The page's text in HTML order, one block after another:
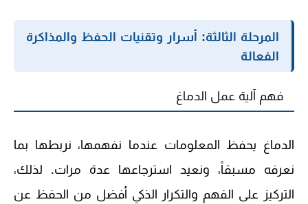
المرحلة الثالثة: أسرار وتقنيات الحفظ والمذاكرة
الفعالة
فهم آلية عمل الدماغ
الدماغ يحفظ المعلومات عندما نفهمها، نربطها بما
نعرفه مسبقاً، ونعيد استرجاعها عدة مرات. لذلك،
التركيز على الفهم والتكرار الذكي أفضل من الحفظ عن